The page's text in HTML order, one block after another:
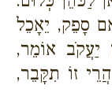
סָפֵק, יֵאָכֵל
יַעֲקֹב אוֹמֵר,
זוֹ תִקָּבֵר,